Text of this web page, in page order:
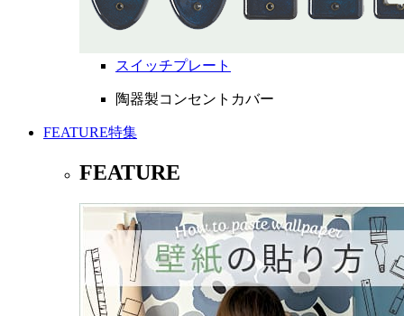
スイッチプレート
陶器製コンセントカバー
FEATURE特集
FEATURE